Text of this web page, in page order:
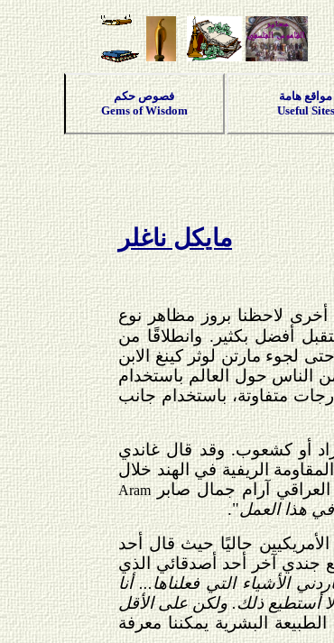
فصوص حكم
Gems of Wisdom
مواقع هامة
Useful Sites
مايكل ناغلر
لاحظنا بروز مظاهر نوع
أفضل بكثير. وانطلاقًا من
لجوء مارتن لوثر كينغ الابن
الناس حول العالم باستخدام
متفاوتة، باستخدام جانب
أو كشعوب. وقد قال غاندي
الريفية في الهند خلال
العراقي آرام جمال صابرAram
هذا العمل".
حاليًا حيث قال أحد
جندي آخر أحد أصدقائي الذي
الأشياء التي فعلناها... أنا
أستطيع ذلك. ولكن على الأقل
البشرية يمكننا معرفة